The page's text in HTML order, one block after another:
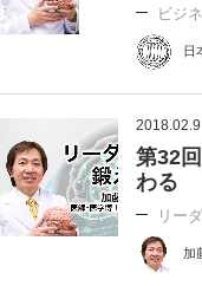
ビジ
日
2018.02.9
第32
わる
リー
加